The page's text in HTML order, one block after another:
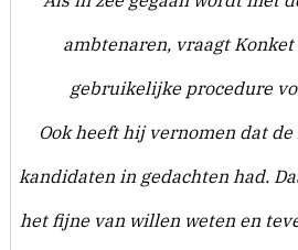
ambtenaren, vraagt
gebruikelijke procedure
Ook heeft hij vernomen dat de
kandidaten in gedachten had.
het fijne van willen weten en